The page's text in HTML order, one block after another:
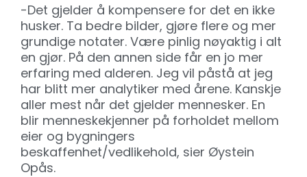
-Det gjelder å kompensere for det en ikke
husker. Ta bedre bilder, gjøre flere og mer
grundige notater. Være pinlig nøyaktig i alt
en gjør. På den annen side får en jo mer
erfaring med alderen. Jeg vil påstå at jeg
har blitt mer analytiker med årene. Kanskje
aller mest når det gjelder mennesker. En
blir menneskekjenner på forholdet mellom
eier og bygningers
beskaffenhet/vedlikehold, sier Øystein
Opås.